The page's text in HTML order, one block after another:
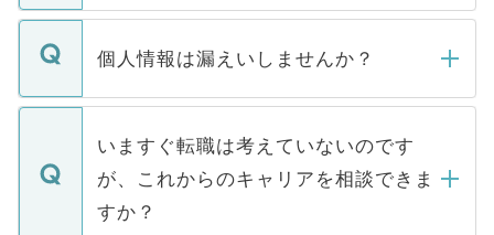
ません。
■応募殺到を避けるため 人気のある医療機
関を公にしてしまうと、応募が殺到する場
に、医療機関が求める条件に合った人材の
みを人材紹介会社に依頼するケースが増え
ています。
転職・入職を強要することは一切ありませ
ん。また、仮に応募先から内定をいただい
定を承諾する必要はありません。内定先へ
の辞退の連絡はキャリアパートナーが行い
ますので、ご安心ください。
個人情報は漏えいしませんか？
個人情報が漏えいすることはありませんの
で、ご安心ください。当サイトからの登録
などで収集したご登録者様の個人情報は、
ご本人のキャリアアップおよび転職活動の
支援を目的に使用いたします。お預かりし
いますぐ転職は考えていないのです
が、これからのキャリアを相談できま
すか？